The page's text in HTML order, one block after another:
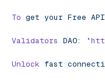
To get your Free API
Validators DAO: `
Unlock fast